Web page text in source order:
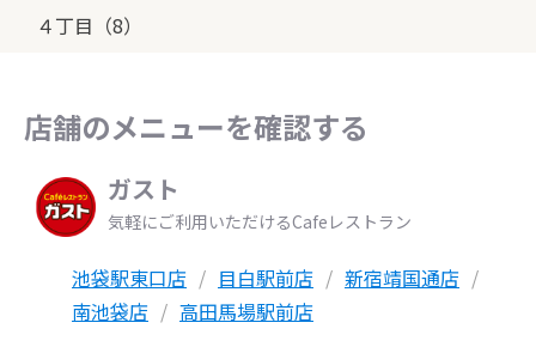
４丁目（8）
店舗のメニューを確認する
ガスト
気軽にご利用いただけるCafeレストラン
池袋駅東口店 目白駅前店
新宿靖国通店
南池袋店
高田馬場駅前店